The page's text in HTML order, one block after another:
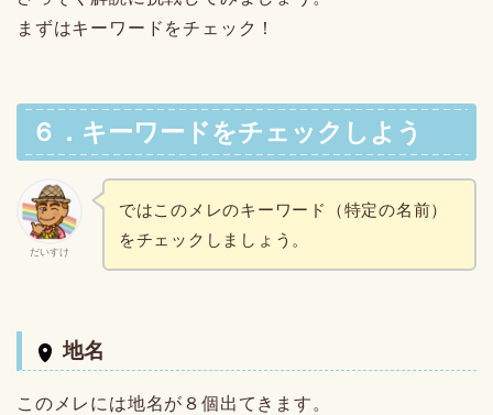
まずはキーワードをチェック！
６．キーワードをチェックしよう
だいすけ
ではこのメレのキーワード（特定の名前）
をチェックしましょう。
地名
このメレには地名が８個出てきます。